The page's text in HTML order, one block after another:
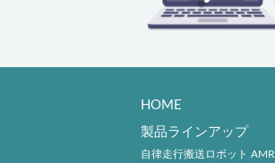
HOME
製品ラインアップ
自律走行搬送ロボット AMR